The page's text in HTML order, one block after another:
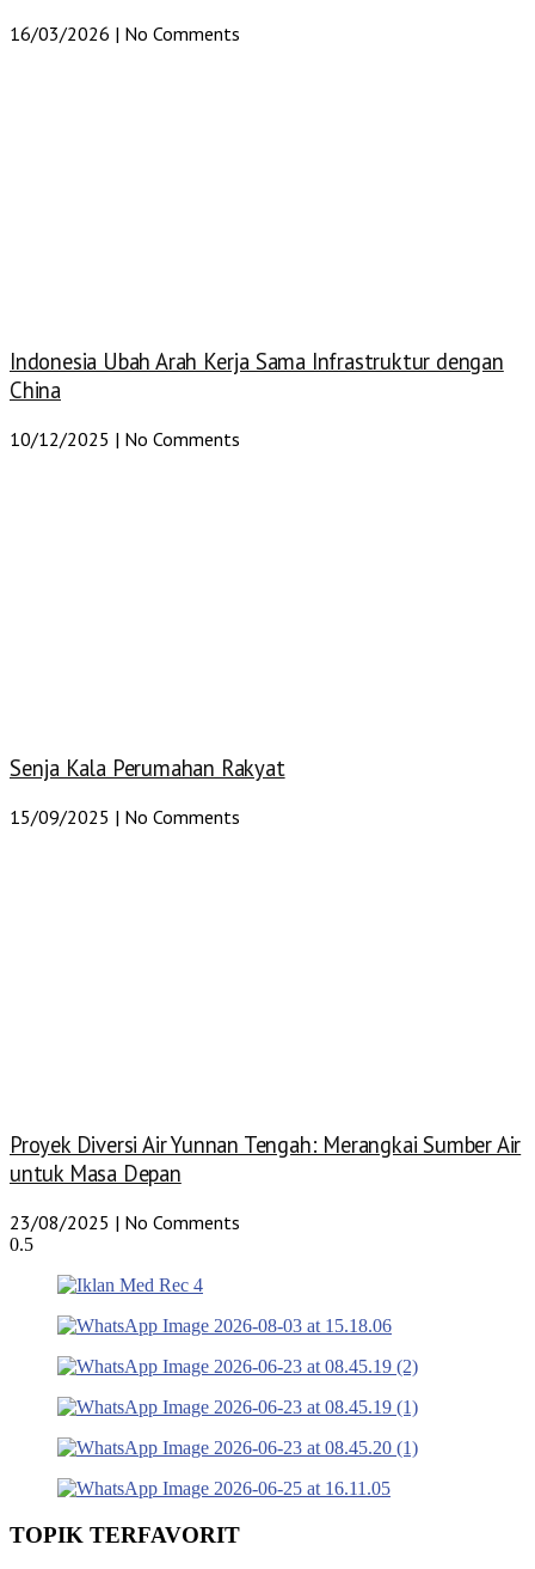
16/03/2026 No Comments
Indonesia Ubah Arah Kerja Sama Infrastruktur dengan
China
10/12/2025 No Comments
Senja Kala Perumahan Rakyat
15/09/2025 No Comments
Proyek Diversi Air Yunnan Tengah: Merangkai Sumber Air
untuk Masa Depan
23/08/2025 No Comments
TOPIK TERFAVORIT